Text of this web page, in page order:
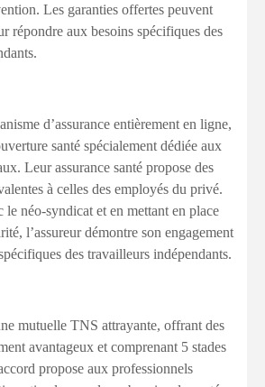
Les garanties offertes peuvent
répondre aux besoins spécifiques des
d’assurance entièrement en ligne,
santé spécialement dédiée aux
Leur assurance santé propose des
à celles des employés du privé.
le néo-syndicat et en mettant en place
l’assureur démontre son engagement
des travailleurs indépendants.
mutuelle TNS attrayante, offrant des
avantageux et comprenant 5 stades
propose aux professionnels